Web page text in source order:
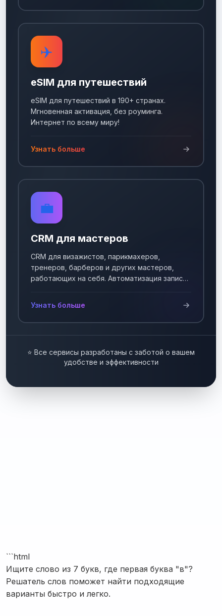
✈️
eSIM для путешествий
eSIM для путешествий в 190+ странах.
Мгновенная активация, без роуминга.
Интернет по всему миру!
Узнать больше
💼
CRM для мастеров
CRM для визажистов, парикмахеров,
тренеров, барберов и других мастеров,
работающих на себя. Автоматизация записи
Узнать больше
⭐ Все сервисы разработаны с заботой о вашем
удобстве и эффективности
```html
Ищите слово из 7 букв, где первая буква "в"?
Решатель слов поможет найти подходящие
варианты быстро и легко.